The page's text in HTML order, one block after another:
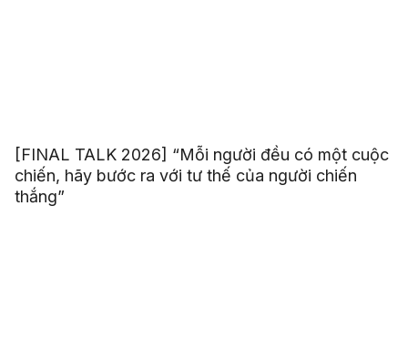
[FINAL TALK 2026] “Mỗi người đều có một cuộc
chiến, hãy bước ra với tư thế của người chiến
thắng”